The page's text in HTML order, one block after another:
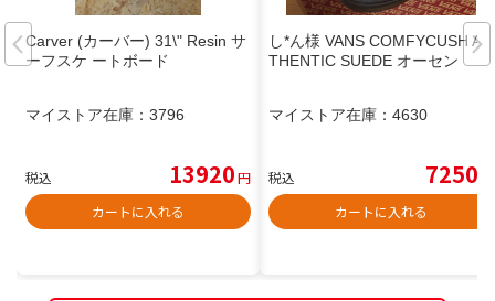
Carver (カーバー) 31\" Resin サ
ーフスケ ートボード
マイストア在庫： 3796
税込 13920円
カートに入れる
し*ん様 VANS COMFYCUSH AU
THENTIC SUEDE オーセン
マイストア在庫： 4630
税込 7250
カートに入れる